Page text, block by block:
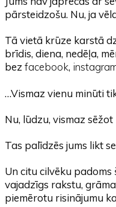
pārsteidzošu. Nu, ja
Tā vietā krūze karstā
brīdis, diena, nedēļa,
bezfacebook,
…Vismaz vienu minūti
Nu, lūdzu, vismaz sēžot
Tas palīdzēs jums likt
Un citu cilvēku
vajadzīgs rakstu,
piemērotu risinājumu